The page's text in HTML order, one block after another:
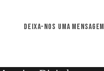
Deixa-nos uma mensagem